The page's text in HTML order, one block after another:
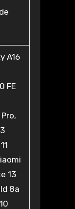
A16
FE
13
8a